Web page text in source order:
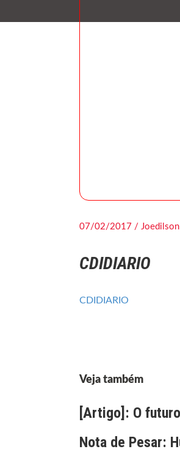
07/02/2017 / Joedilson
CDIDIARIO
CDIDIARIO
Veja também
[Artigo]: O
Nota de Pesar: